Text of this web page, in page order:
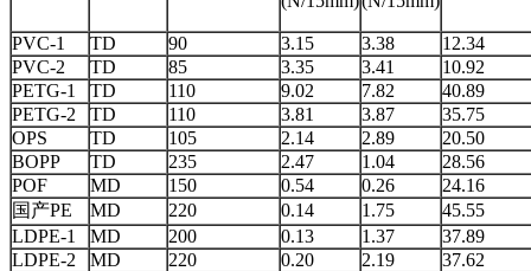
PVC-1 TD 90 3.15 3.38
12.34
PVC-2
TD 85 3.35 3.41
10.92
PETG-1
TD 110 9.02 7.82
40.89
PETG-2
TD 110 3.81 3.87
35.75
OPS
TD 105 2.14 2.89
20.50
BOPP
TD 235 2.47 1.04
28.56
POF
MD 150 0.54 0.26
24.16
国产PE
MD 220 0.14 1.75
45.55
LDPE-1
MD 200 0.13 1.37
37.89
LDPE-2
MD 220 0.20 2.19 37.62